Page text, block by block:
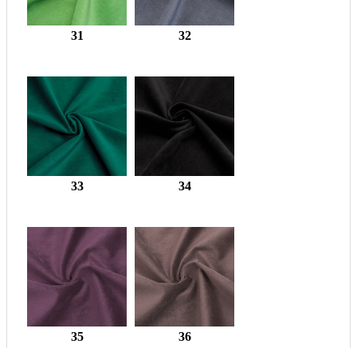
31 32
33 34
35 36